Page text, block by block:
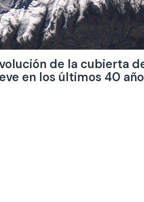
de la cubierta
en los últimos 40